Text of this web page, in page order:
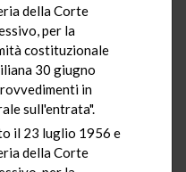
della Corte
per la
costituzionale
30 giugno
in
sull'entrata".
il 23 luglio 1956 e
della Corte